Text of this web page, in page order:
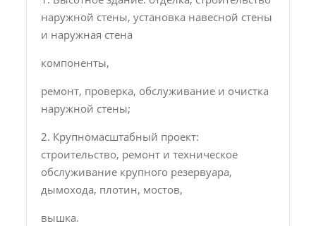
наружной стены, установка навесной стены
и наружная стена
компоненты,
ремонт, проверка, обслуживание и очистка
наружной стены;
2. Крупномасштабный проект:
строительство, ремонт и техническое
обслуживание крупного резервуара,
дымохода, плотин, мостов,
вышка.